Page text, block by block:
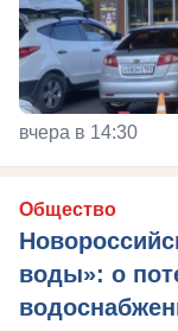
вчера в 14:30
Общество
воды»: о